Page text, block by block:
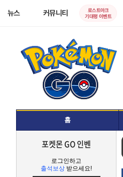
뉴스 커뮤니티
로스트아크
기대평 이벤트
홈
포켓몬 GO 인벤
로그인하고
출석보상 받으세요!